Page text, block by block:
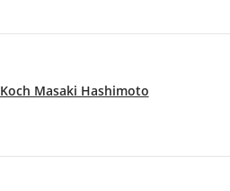
Koch Masaki Hashimoto